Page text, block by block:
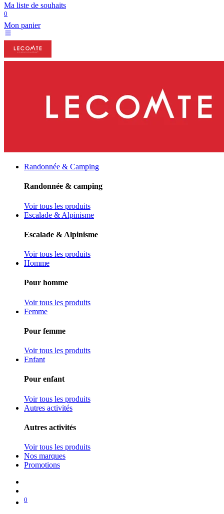
Ma liste de souhaits
0
Mon panier
Randonnée & Camping
Randonnée & camping
Voir tous les produits
Escalade & Alpinisme
Escalade & Alpinisme
Voir tous les produits
Homme
Pour homme
Voir tous les produits
Femme
Pour femme
Voir tous les produits
Enfant
Pour enfant
Voir tous les produits
Autres activités
Autres activités
Voir tous les produits
Nos marques
Promotions
0